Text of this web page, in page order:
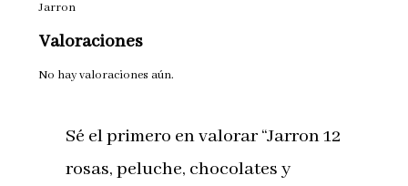
Jarron
Valoraciones
No hay valoraciones aún.
Sé el primero en valorar “Jarron 12
rosas, peluche, chocolates y